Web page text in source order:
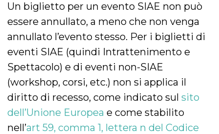
Un biglietto per un evento SIAE non può
essere annullato, a meno che non venga
annullato l’evento stesso. Per i biglietti di
eventi SIAE (quindi Intrattenimento e
Spettacolo) e di eventi non-SIAE
(workshop, corsi, etc.) non si applica il
diritto di recesso, come indicato sul sito
dell’Unione Europea e come stabilito
nell’art 59, comma 1, lettera n del Codice